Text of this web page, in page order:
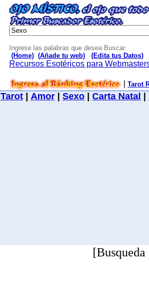
Ingrese las palabras que desea Buscar:
(Home) (Añade tu web) (Edita tus Datos)
Recursos Esotéricos para
Tarot
Tarot Amor Sexo Carta Natal
[Busqueda